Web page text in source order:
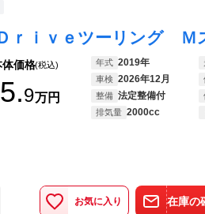
価格(税込)
9万円
年式 2019年
車検 2026年12月
整備 法定整備付
排気量 2000cc
お気に入り 在庫の